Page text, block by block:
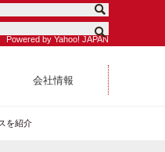
Powered by Yahoo! JAPAN
会社情報
を紹介